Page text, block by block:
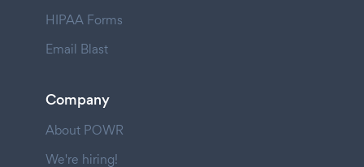
HIPAA Forms
Email Blast
Company
About POWR
We're hiring!